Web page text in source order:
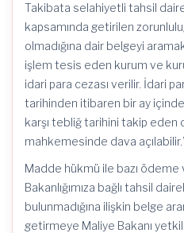
Takibata selahiyetli tahsil
kapsamında getirilen
olmadığına dair belgeyi
işlem tesis eden kurum ve
idari para cezası verilir. İdari
tarihinden itibaren bir ay
karşı tebliğ tarihini takip eden
mahkemesinde dava
Madde hükmü ile bazı ödeme
Bakanlığımıza bağlı tahsil
bulunmadığına ilişkin belge
getirmeye Maliye Bakanı yetkili